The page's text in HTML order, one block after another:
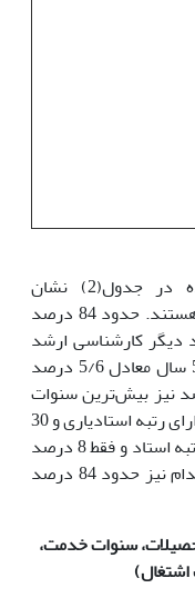
یافته‌های توصیفی نمونه مطالعه شده در جدول(2) نشان
می‌دهد،71 درصد مرد و 29 درصد زن هستند. حدود 84 درصد
دکتری تخصصی و 16درصد دیگر کارشناسی ارشد
هستند. از نظر سنوات خدمت، کمتر از 5 سال معادل 5/6 درصد
از 10 سال معادل23 درصد نیز بیش‌ترین سنوات
خدمت بوده‌اند. حدود 40 درصد نمونه دارای رتبه استادیاری و 30
درصد دانشیار بودند و 11 درصد نیز مرتبه استاد و فقط 8 درصد
استاد مدعو بودند. از نظر وضعیت استخدام نیز حدود 84 درصد
سنوات خدمت،